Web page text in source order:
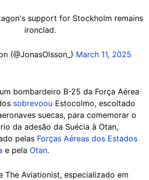
support for Stockholm remains
ironclad.
(@JonasOlsson_) March 11, 2025
bombardeiro B-25 da Força Aérea
sobrevoou Estocolmo, escoltado
suecas, para comemorar o
da adesão da Suécia à Otan,
pelas Forças Aéreas dos Estados
e pela Otan.
The Aviationist, especializado em